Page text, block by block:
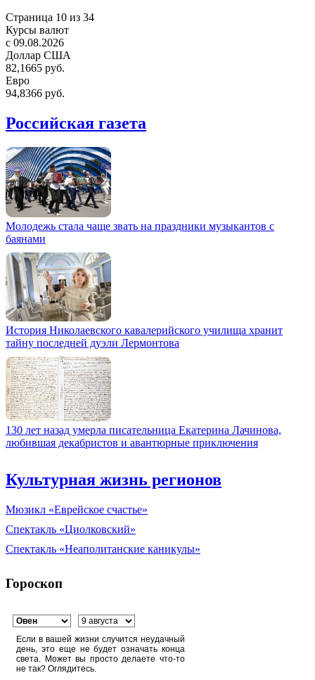
Страница 10 из 34
Курсы валют
c 09.08.2026
Доллар США
82,1665 руб.
Евро
94,8366 руб.
Российская газета
Молодежь стала чаще звать на праздники музыкантов с
баянами
История Николаевского кавалерийского училища хранит
тайну последней дуэли Лермонтова
130 лет назад умерла писательница Екатерина Лачинова,
любившая декабристов и авантюрные приключения
Культурная жизнь регионов
Мюзикл «Еврейское счастье»
Спектакль «Циолковский»
Спектакль «Неаполитанские каникулы»
Гороскоп
Если в вашей жизни случится неудачный
день, это еще не будет означать конца
света. Может вы просто делаете что-то
не так? Оглядитесь.